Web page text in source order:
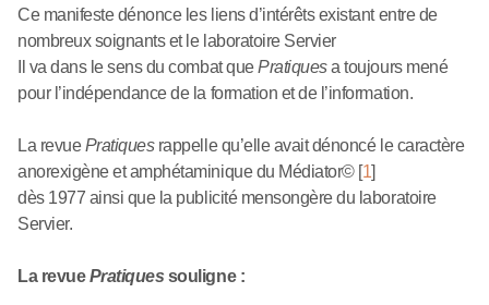
Ce manifeste dénonce les liens d’intérêts existant entre de
nombreux soignants et le laboratoire Servier
Il va dans le sens du combat quePratiquesa toujours mené
pour l’indépendance de la formation et de l’information.
La revuePratiquesrappelle qu’elle avait dénoncé le caractère
anorexigène et amphétaminique du Médiator©[1]
dès 1977 ainsi que la publicité mensongère du laboratoire
Servier.
La revuePratiques souligne :